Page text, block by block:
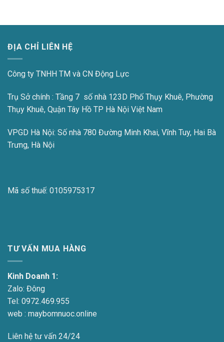
ĐỊA CHỈ LIÊN HỆ
Công ty TNHH TM và CN Động Lực
Trụ Sở chính : Tầng 7 số nhà 123D Phố Thụy Khuê, Phường
Thụy Khuê, Quận Tây Hồ TP Hà Nội Việt Nam
VPGD Hà Nội: Số nhà 780 Đường Minh Khai, Vĩnh Tuy, Hai Bà
Trưng, Hà Nội
Mã số thuế: 0105975317
TƯ VẤN MUA HÀNG
Kinh Doanh 1:
Zalo: Đông
Tel: 0972.469.955
web : maybomnuoc.online
Liên hệ tư vấn 24/24